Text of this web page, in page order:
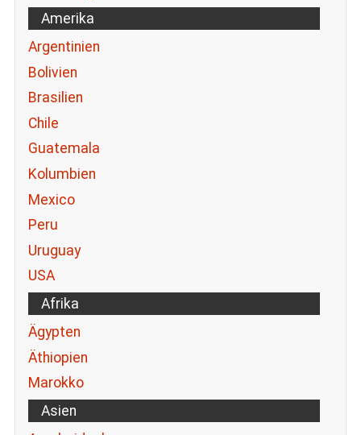
Amerika
Argentinien
Bolivien
Brasilien
Chile
Guatemala
Kolumbien
Mexico
Peru
Uruguay
USA
Afrika
Ägypten
Äthiopien
Marokko
Asien